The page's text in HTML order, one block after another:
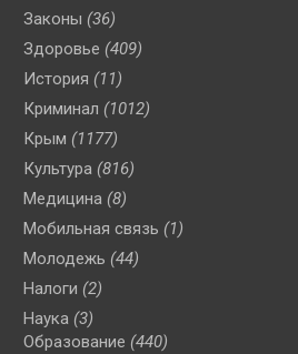
Законы (36)
Здоровье (409)
История (11)
Криминал (1012)
Крым (1177)
Культура (816)
Медицина (8)
Мобильная связь (1)
Молодежь (44)
Налоги (2)
Наука (3)
Образование (440)